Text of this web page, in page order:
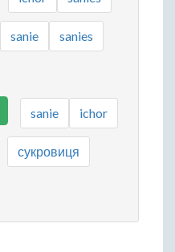
sanie sanies
sanie ichor
сукровиця